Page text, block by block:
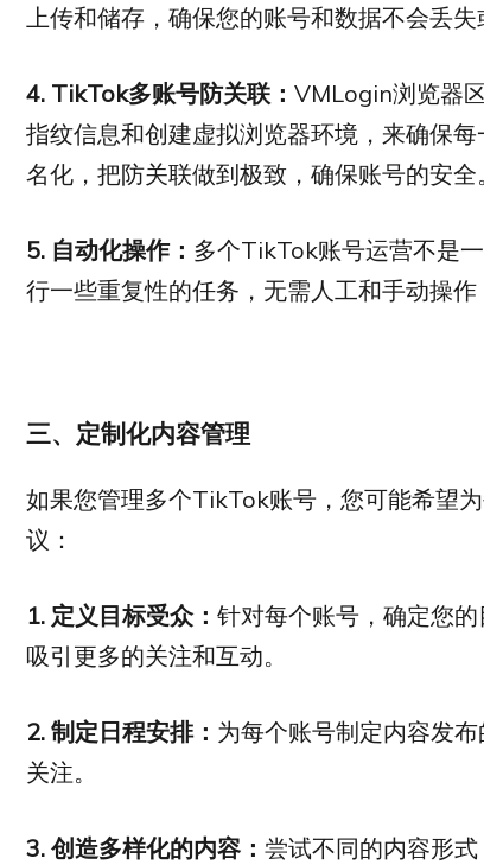
上传和储存，确保您的账号和数据不会丢
4. TikTok多账号防关联： VMLogin浏览器
指纹信息和创建虚拟浏览器环境，来确保
名化，把防关联做到极致，确保账号的安全
5. 自动化操作： 多个TikTok账号运营不是
行一些重复性的任务，无需人工和手动操
三、定制化内容管理
如果您管理多个TikTok账号，您可能希望
议：
1. 定义目标受众： 针对每个账号，确定您
吸引更多的关注和互动。
2. 制定日程安排： 为每个账号制定内容发
关注。
3. 创造多样化的内容： 尝试不同的内容形